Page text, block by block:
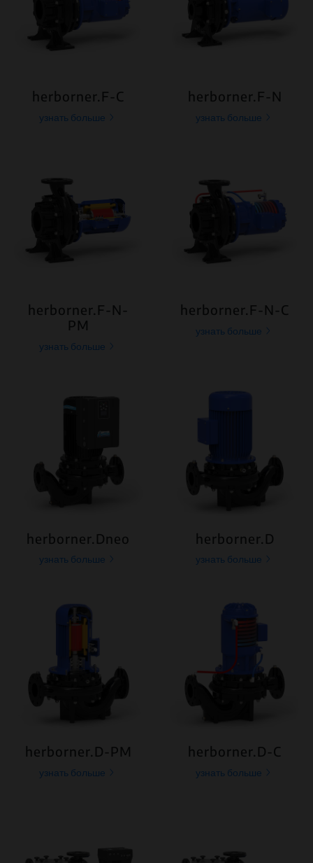
herborner.F-C
узнать больше
herborner.F-N
узнать больше
herborner.F-N-
PM
узнать больше
herborner.F-N-C
узнать больше
herborner.Dneo
узнать больше
herborner.D
узнать больше
herborner.D-PM
узнать больше
herborner.D-C
узнать больше